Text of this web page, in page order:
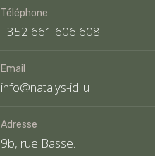
Téléphone
+352 661 606 608
Email
info@natalys-id.lu
Adresse
9b, rue Basse.